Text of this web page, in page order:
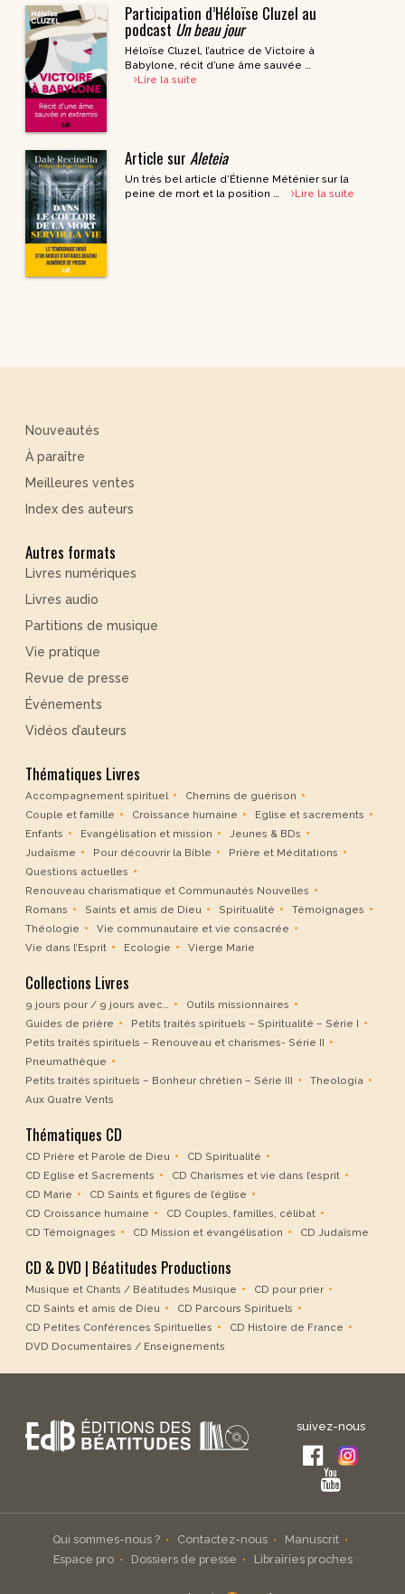
Participation d’Héloïse Cluzel au
podcast Un beau jour
Héloïse Cluzel, l’autrice de Victoire à
Babylone, récit d’une âme sauvée …
Lire la suite
Article sur Aleteia
Un très bel article d’Étienne Méténier sur la
peine de mort et la position …
Lire la suite
Nouveautés
À paraître
Meilleures ventes
Index des auteurs
Autres formats
Livres numériques
Livres audio
Partitions de musique
Vie pratique
Revue de presse
Événements
Vidéos d’auteurs
Thématiques Livres
Accompagnement spirituel
Chemins de guérison
Couple et famille
Croissance humaine
Eglise et sacrements
Enfants
Evangélisation et mission
Jeunes & BDs
Judaïsme
Pour découvrir la Bible
Prière et Méditations
Questions actuelles
Renouveau charismatique et Communautés Nouvelles
Romans
Saints et amis de Dieu Spiritualité
Témoignages
Théologie
Vie communautaire et vie consacrée
Vie dans l’Esprit
Ecologie Vierge Marie
Collections Livres
9 jours pour / 9 jours avec…
Outils missionnaires
Guides de prière
Petits traités spirituels – Spiritualité – Série I
Petits traités spirituels – Renouveau et charismes- Série II
Pneumathèque
Petits traités spirituels – Bonheur chrétien – Série III
Theologia
Aux Quatre Vents
Thématiques CD
CD Prière et Parole de Dieu
CD Spiritualité
CD Eglise et Sacrements
CD Charismes et vie dans l’esprit
CD Marie
CD Saints et figures de l’église
CD Croissance humaine
CD Couples, familles, célibat
CD Témoignages
CD Mission et évangélisation CD Judaïsme
CD & DVD | Béatitudes Productions
Musique et Chants / Béatitudes Musique
CD pour prier
CD Saints et amis de Dieu
CD Parcours Spirituels
CD Petites Conférences Spirituelles
CD Histoire de France
DVD Documentaires / Enseignements
suivez-nous
Qui sommes-nous ? Contactez-nous
Manuscrit
Espace pro
Dossiers de presse Librairies proches